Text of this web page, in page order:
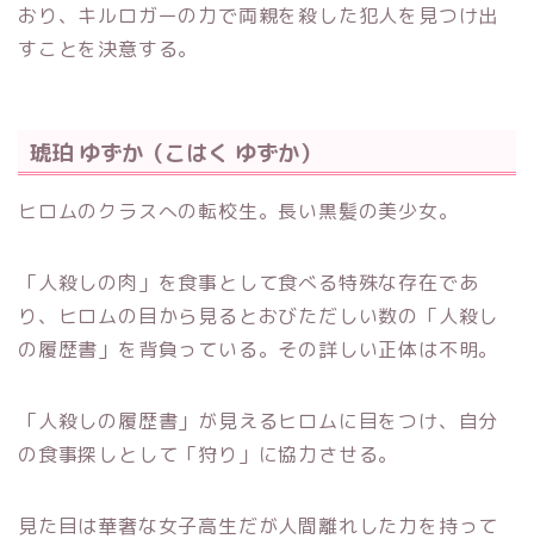
おり、キルロガーの力で両親を殺した犯人を見つけ出
すことを決意する。
琥珀 ゆずか（こはく ゆずか）
ヒロムのクラスへの転校生。長い黒髪の美少女。
「人殺しの肉」を食事として食べる特殊な存在であ
り、ヒロムの目から見るとおびただしい数の「人殺し
の履歴書」を背負っている。その詳しい正体は不明。
「人殺しの履歴書」が見えるヒロムに目をつけ、自分
の食事探しとして「狩り」に協力させる。
見た目は華奢な女子高生だが人間離れした力を持って